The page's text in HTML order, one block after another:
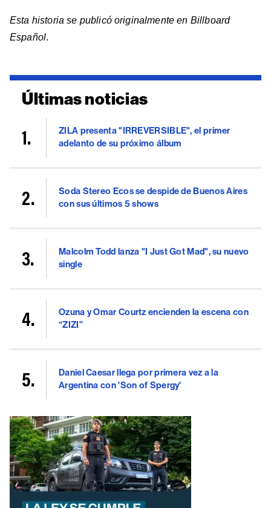
Esta historia se publicó originalmente en Billboard
Español.
Últimas noticias
ZILA presenta "IRREVERSIBLE", el primer
adelanto de su próximo álbum
Soda Stereo Ecos se despide de Buenos Aires
con sus últimos 5 shows
Malcolm Todd lanza "I Just Got Mad", su nuevo
single
Ozuna y Omar Courtz encienden la escena con
“ZIZI”
Daniel Caesar llega por primera vez a la
Argentina con 'Son of Spergy'